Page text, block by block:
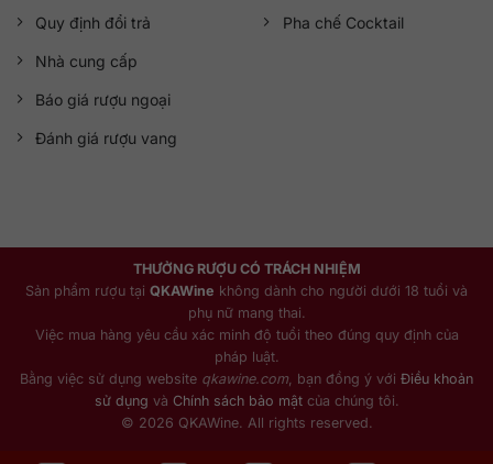
Quy định đổi trả
Nhà cung cấp
Báo giá rượu ngoại
Đánh giá rượu vang
Pha chế Cocktail
THƯỞNG RƯỢU CÓ TRÁCH NHIỆM
Sản phẩm rượu tại QKAWine không dành cho người dưới 18 tuổi và
phụ nữ mang thai.
Việc mua hàng yêu cầu xác minh độ tuổi theo đúng quy định của
pháp luật.
Bằng việc sử dụng website qkawine.com , bạn đồng ý với Điều khoản
sử dụng và Chính sách bảo mậtcủa chúng tôi.
© 2026 QKAWine. All rights reserved.